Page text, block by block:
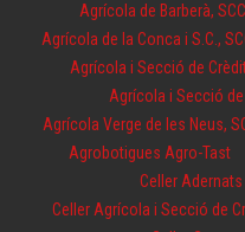
Agrícola de Barberà, SCCL
Agrícola de la Conca i S.C.,
Agrícola i Secció de
Agrícola i Secció de
Agrícola Verge de les Neus,
Agrobotigues Agro-Tast
Celler
Celler Agrícola i Secció de